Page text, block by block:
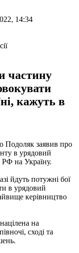
14:34
частину
кажуть в
Подоляк заявив про
в урядовий
РФ на Україну.
йдуть потужні бої
в урядовий
керівництво
на
сході та